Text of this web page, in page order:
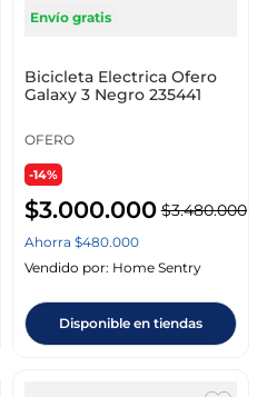
Envío gratis
Bicicleta Electrica Ofero
Galaxy 3 Negro 235441
OFERO
-14%
$3.000.000 $3.480.000
Ahorra $480.000
Vendido por: Home Sentry
Disponible en tiendas